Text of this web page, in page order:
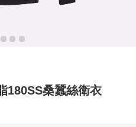
180SS桑蠶絲衛衣